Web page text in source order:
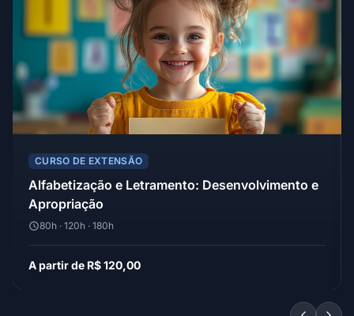
CURSO DE EXTENSÃO
Alfabetização e Letramento: Desenvolvimento e
Apropriação
80h · 120h · 180h
A partir de R$ 120,00